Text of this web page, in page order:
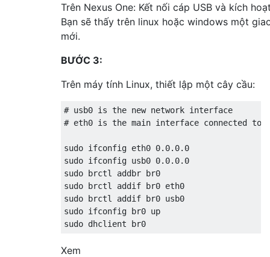
Trên Nexus One: Kết nối cáp USB và kích
Bạn sẽ thấy trên linux hoặc windows một
mới.
BƯỚC 3:
Trên máy tính Linux, thiết lập một cây cầu:
# usb0 is the new network interface
# eth0 is the main interface connected to
sudo ifconfig eth0 0.0.0.0
sudo ifconfig usb0 0.0.0.0
sudo brctl addbr br0
sudo brctl addif br0 eth0
sudo brctl addif br0 usb0
sudo ifconfig br0 up
Xem